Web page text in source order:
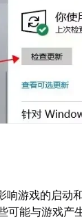
响游戏的启动
能与游戏产